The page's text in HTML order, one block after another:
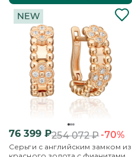
76 399₽254 072₽-70%
Серьги с английским замком из